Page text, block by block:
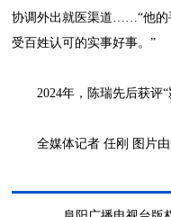
协调外出就医渠道……“他的
受百姓认可的实事好事。”
2024年，陈瑞先后获评“
全媒体记者 任刚 图片由